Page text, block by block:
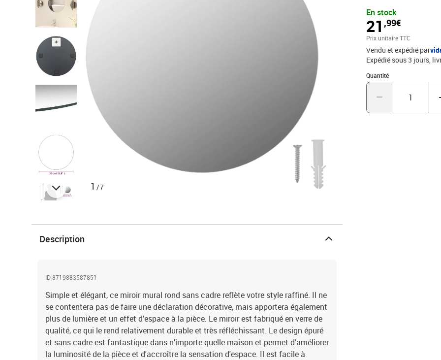
1 /7
fantastique dans
pièce et d'accroître la
de montage nécessaire
cmÉpaisseur du miroir :
contient :1 x miroir2 x
En stock
21,99€
Prix unitaire TTC
Vendu et expédié par
Expédié sous 3 jours
Quantité
Quantité : 1
Description
ID 8719883587851
Simple et élégant, ce miroir mural rond sans cadre reflète votre style raffiné. Il ne
se contentera pas de faire une déclaration décorative, mais apportera également
plus de lumière et un effet d'espace à la pièce. Le miroir est fabriqué en verre de
qualité, ce qui le rend relativement durable et très réfléchissant. Le design épuré
et sans cadre est fantastique dans n'importe quelle maison et permet d'améliorer
la luminosité de la pièce et d'accroître la sensation d'espace. Il est facile à